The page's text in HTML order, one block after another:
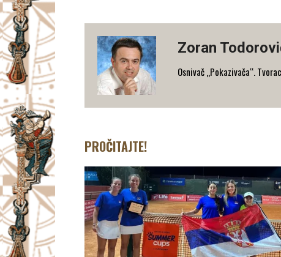
Zoran
Osnivač „Pokazivača“.
PROČITAJTE!